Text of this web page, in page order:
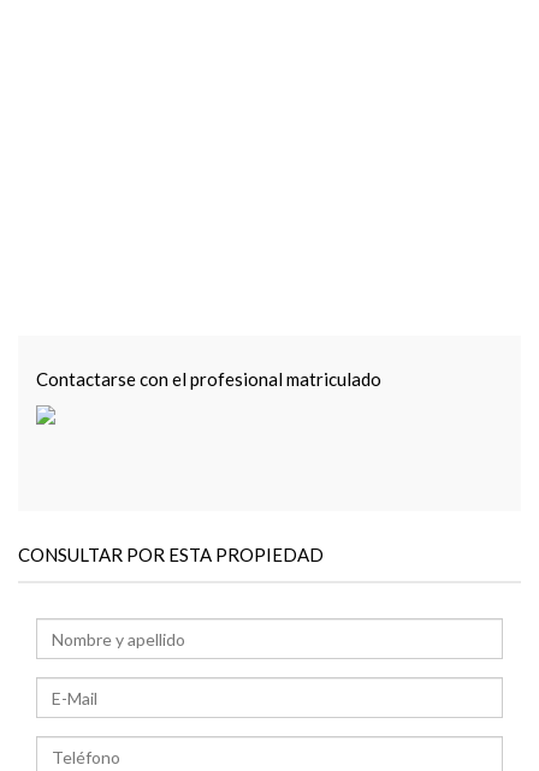
Contactarse con el profesional matriculado
CONSULTAR POR ESTA PROPIEDAD